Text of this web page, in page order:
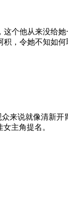
个他从来没给她
积，令她不知如
来说就像清新开
主角提名。